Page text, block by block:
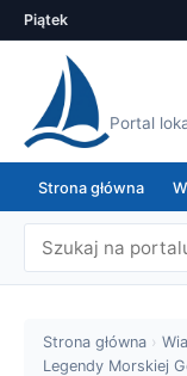
Piątek
Portal
Strona główna
Strona główna ›
Legendy Morskiej